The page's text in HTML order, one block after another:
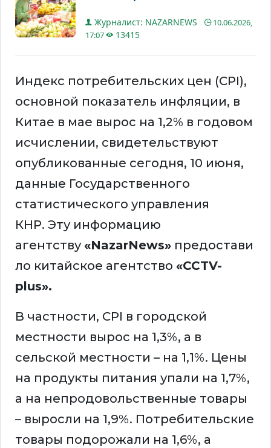
Журналист: NAZARNEWS
10.06.2026,
17:07
13415
Индекс потребительских цен (CPI),
основной показатель инфляции, в
Китае в мае вырос на 1,2% в годовом
исчислении, свидетельствуют
опубликованные сегодня, 10 июня,
данные Государственного
статистического управления
КНР. Эту информацию
агентству «NazarNews» предостави
ло китайское агентство «CCTV-
plus».
В частности, CPI в городской
местности вырос на 1,3%, а в
сельской местности – на 1,1%. Цены
на продукты питания упали на 1,7%,
а на непродовольственные товары
– выросли на 1,9%. Потребительские
товары подорожали на 1,6%, а